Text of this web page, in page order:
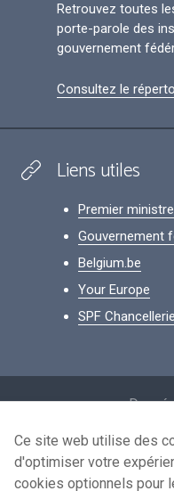
Retrouvez toutes
porte-parole des
gouvernement
Consultez le
Liens utiles
Premier ministre
Gouvernement
Belgium.be
Your Europe
SPF
Ce site web utilise des
d'optimiser votre
cookies optionnels pour